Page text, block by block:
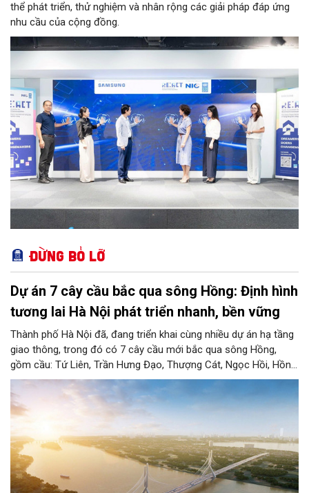
thể phát triển, thử nghiệm và nhân rộng các giải pháp đáp ứng
nhu cầu của cộng đồng.
Đừng bỏ lỡ
Dự án 7 cây cầu bắc qua sông Hồng: Định hình
tương lai Hà Nội phát triển nhanh, bền vững
Thành phố Hà Nội đã, đang triển khai cùng nhiều dự án hạ tầng
giao thông, trong đó có 7 cây cầu mới bắc qua sông Hồng,
gồm cầu: Tứ Liên, Trần Hưng Đạo, Thượng Cát, Ngọc Hồi, Hồng
Hà, Mễ Sở và Vân Phúc. 7 cây cầu này vừa giải bài toán hạ tầng
giao thông Thủ đô, vừa thể hiện tầm nhìn chiến lược và cuộc
cách mạng không gian để định hình tương lai phát triển bền
vững Thủ đô trong kỷ nguyên mới.